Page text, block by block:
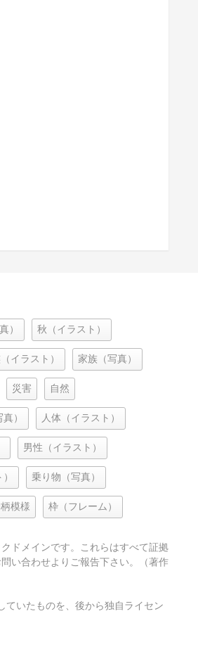
） 秋（イラスト）
イラスト） 家族（写真）
災害 自然
） 人体（イラスト）
男性（イラスト）
乗り物（写真）
模様 枠（フレーム）
ドメインです。これらはすべて証拠
い合わせよりご報告下さい。（著作
ていたものを、後から独自ライセン